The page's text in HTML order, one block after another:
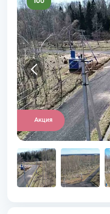
Акция